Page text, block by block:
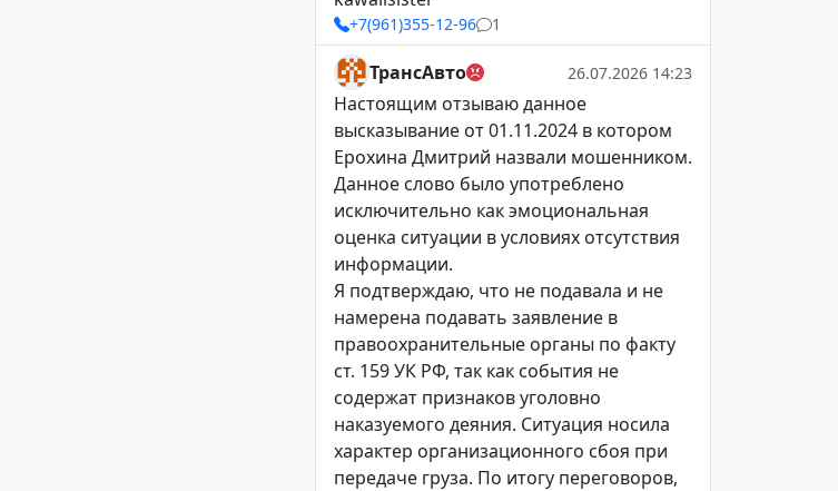
+7(961)355-12-96 1
ТрансАвто 26.07.2026 14:23
Настоящим отзываю данное
высказывание от 01.11.2024 в котором
Ерохина Дмитрий назвали мошенником.
Данное слово было употреблено
исключительно как эмоциональная
оценка ситуации в условиях отсутствия
информации.
Я подтверждаю, что не подавала и не
намерена подавать заявление в
правоохранительные органы по факту
ст. 159 УК РФ, так как события не
содержат признаков уголовно
наказуемого деяния. Ситуация носила
характер организационного сбоя при
передаче груза. По итогу переговоров,